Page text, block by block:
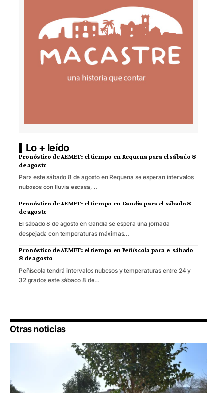
Lo + leído
Pronóstico de AEMET: el tiempo en Requena para el sábado 8
de agosto
Para este sábado 8 de agosto en Requena se esperan intervalos
nubosos con lluvia escasa,…
Pronóstico de AEMET: el tiempo en Gandia para el sábado 8
de agosto
El sábado 8 de agosto en Gandia se espera una jornada
despejada con temperaturas máximas…
Pronóstico de AEMET: el tiempo en Peñíscola para el sábado
8 de agosto
Peñíscola tendrá intervalos nubosos y temperaturas entre 24 y
32 grados este sábado 8 de…
Otras noticias